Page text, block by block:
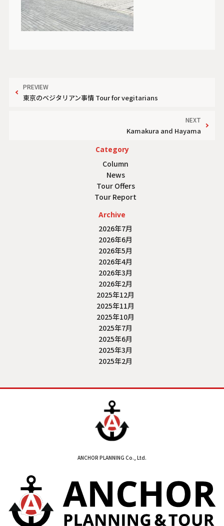
PREVIEW
東京のベジタリアン事情 Tour for vegitarians
NEXT
Kamakura and Hayama
Category
Column
News
Tour Offers
Tour Report
Archive
2026年7月
2026年6月
2026年5月
2026年4月
2026年3月
2026年2月
2025年12月
2025年11月
2025年10月
2025年7月
2025年6月
2025年3月
2025年2月
ANCHOR PLANNING Co., Ltd.